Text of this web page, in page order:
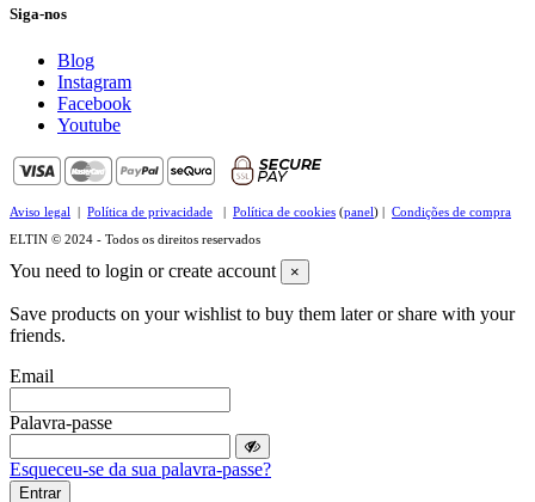
Siga-nos
Blog
Instagram
Facebook
Youtube
Aviso legal | Política de privacidade | Política de cookies (panel) | Condições de compra
ELTIN © 2024 - Todos os direitos reservados
You need to login or create account ×
Save products on your wishlist to buy them later or share with your
friends.
Email
Palavra-passe
Esqueceu-se da sua palavra-passe?
Entrar